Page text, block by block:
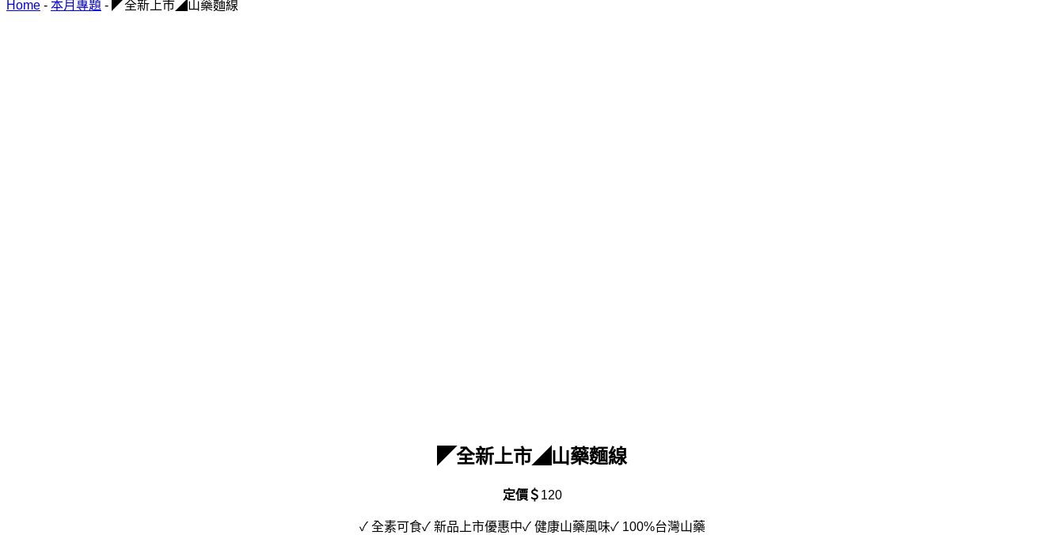
Home - 本月專題 - ◤全新上市◢山藥麵線
◤全新上市◢山藥麵線
定價＄ 120
✓ 全素可食✓ 新品上市優惠中✓ 健康山藥風味✓ 100%台灣山藥